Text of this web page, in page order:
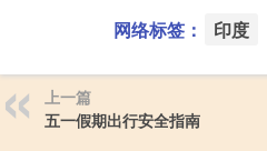
网络标签： 印度
上一篇
五一假期出行安全指南